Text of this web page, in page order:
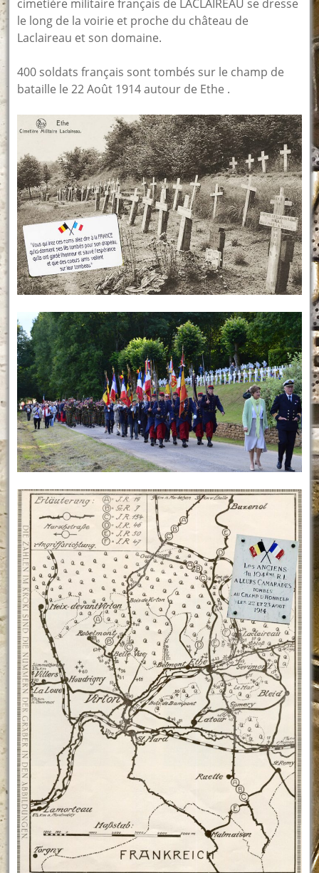
cimetière militaire français de LACLAIREAU se dresse
le long de la voirie et proche du château de
Laclaireau et son domaine.
400 soldats français sont tombés sur le champ de
bataille le 22 Août 1914 autour de Ethe .